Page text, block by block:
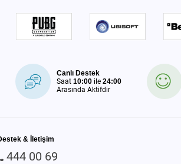
Canlı Destek
Saat10:00 ile24:00
Arasında Aktifdir
& İletişim
444 00 69